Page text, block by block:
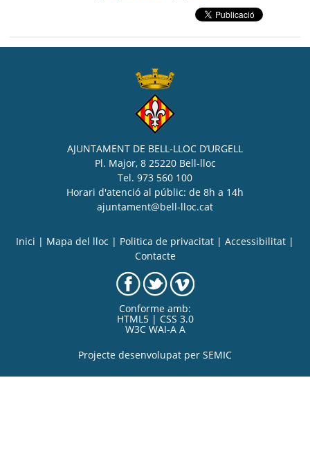
AJUNTAMENT DE BELL-LLOC D’URGELL
Pl. Major, 8 25220 Bell-lloc
Tel. 973 560 100
Horari d'atenció al públic: de 8h a 14h
ajuntament@bell-lloc.cat
Inici Mapa del lloc Politica de privacitat Accessibilitat
Contacte
Conforme amb:
HTML5 | CSS 3.0
W3C WAI-A A
Projecte desenvolupat per SEMIC